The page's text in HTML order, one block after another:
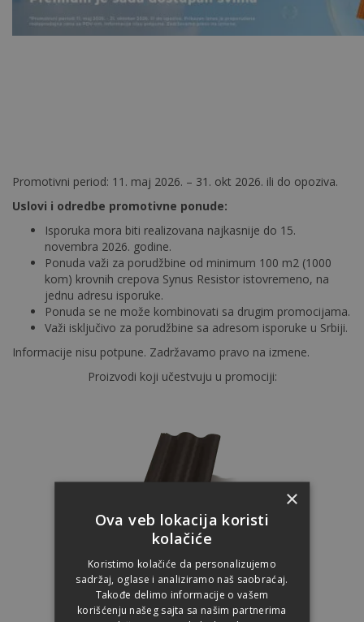
Promotivni period: 11. maj 2026. – 31. okt 2026. ili do opoziva.
Uslovi i odredbe promotivne ponude:
Isporuka mora biti realizovana najkasnije do 15.
novembra 2026. godine.
Ponuda važi za porudžbine od minimum 100 m2 (1000
kom) krovnih crepova Synus Resistor istovremeno, na
jednu adresu isporuke.
Ponuda se ne može kombinovati sa drugim promocijama.
Važi isključivo za porudžbine sa adresom isporuke u Srbiji.
Informacije nisu potpune. Zadržavamo pravo na izmene.
Proizvodi koji učestvuju u promociji:
Carbon
SYNUS
×
Ova veb lokacija koristi
kolačiće
Koristimo kolačiće da personalizujemo
sadržaj, oglase i analiziramo naš saobraćaj.
Takođe delimo informacije o vašem
korišćenju našeg sajta sa našim partnerima